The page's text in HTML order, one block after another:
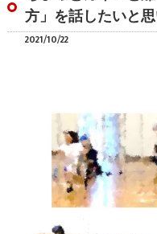
方」を話したいと思
2021/10/22